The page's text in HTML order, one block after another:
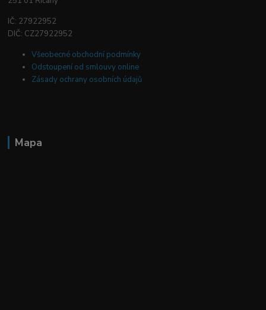
IČ: 27922952
DIČ: CZ27922952
Všeobecné obchodní podmínky
Odstoupení od smlouvy online
Zásady ochrany osobních údajů
Mapa